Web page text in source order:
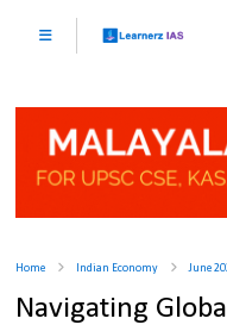
Home Indian Economy June
Navigating